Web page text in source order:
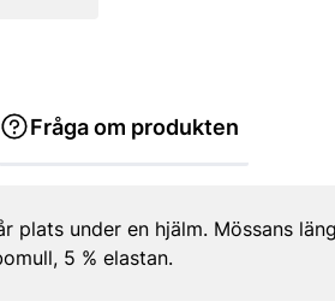
Fråga om produkten
plats under en hjälm. Mössans
5 % elastan.